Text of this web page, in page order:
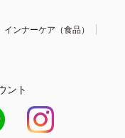
インナーケア（食品）
ント